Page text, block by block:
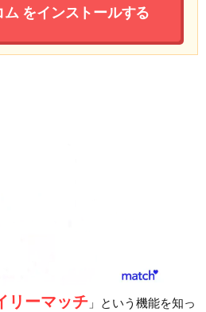
ム をインストールする
リーマッチ 」という機能を知っ